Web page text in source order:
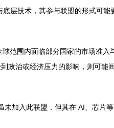
层技术，其参与联盟的形式可
范围内面临部分国家的市场准
治或经济压力的影响，则可能
加入此联盟，但其在 AI、芯片